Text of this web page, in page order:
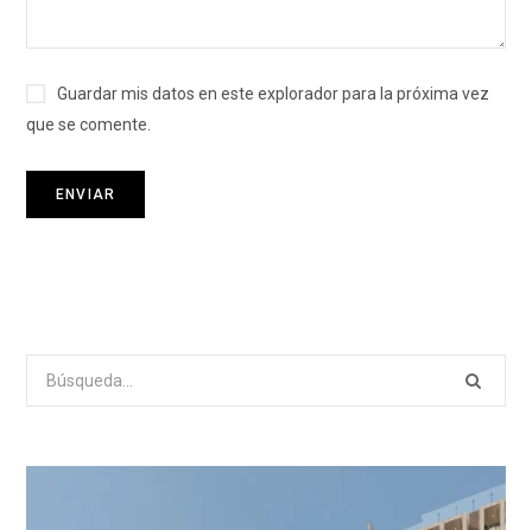
Guardar mis datos en este explorador para la próxima vez
que se comente.
Search